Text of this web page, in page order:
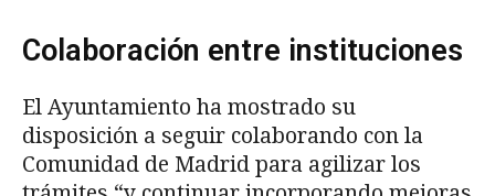
Colaboración entre instituciones
El Ayuntamiento ha mostrado su
disposición a seguir colaborando con la
Comunidad de Madrid para agilizar los